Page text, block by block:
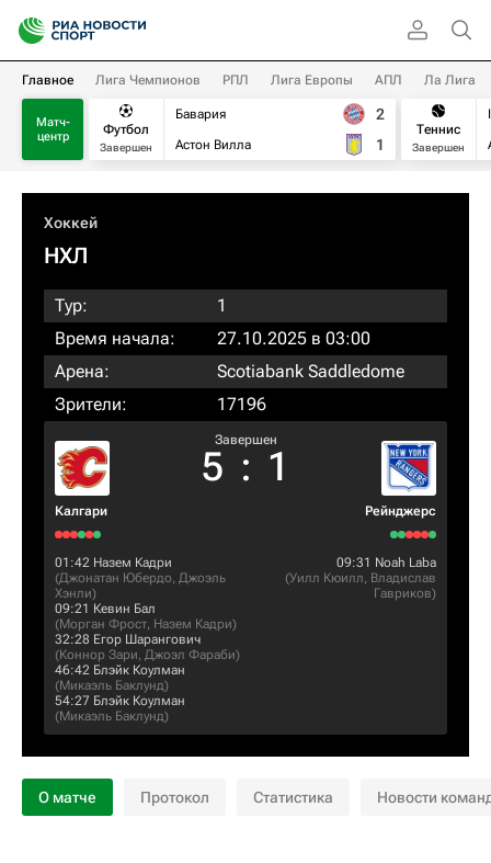
Главное Лига Чемпионов РПЛ Лига Европы АПЛ Ла Лига
Матч-
центр
Футбол
Завершен
Бавария
Астон Вилла
2
1
Теннис
Завершен
Хоккей
НХЛ
Тур:
1
Время начала:
27.10.2025 в 03:00
Арена:
Scotiabank Saddledome
Зрители:
17196
Калгари
Завершен
5 : 1
Рейнджерс
01:42 Назем Кадри
(Джонатан Юбердо, Джоэль
Хэнли)
09:21 Кевин Бал
(Морган Фрост, Назем Кадри)
32:28 Егор Шарангович
(Коннор Зари, Джоэл Фараби)
46:42 Блэйк Коулман
(Микаэль Баклунд)
54:27 Блэйк Коулман
(Микаэль Баклунд)
09:31 Noah Laba
(Уилл Кюилл, Владислав
Гавриков)
О матче Протокол Статистика Новости